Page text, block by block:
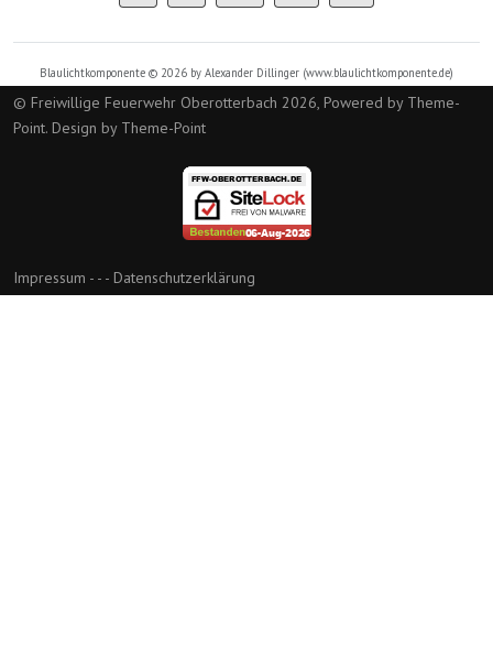
Blaulichtkomponente © 2026 by Alexander Dillinger (www.blaulichtkomponente.de)
© Freiwillige Feuerwehr Oberotterbach 2026, Powered by Theme-
Point. Design by Theme-Point
Impressum - - - Datenschutzerklärung